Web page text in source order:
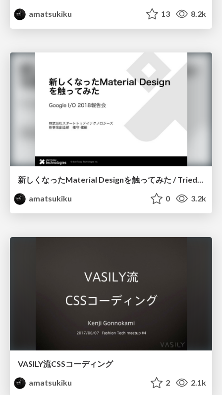
amatsukiku
13 8.2k
amatsukiku
0 3.2k
VASILY流CSSコーディング
amatsukiku
2 2.1k